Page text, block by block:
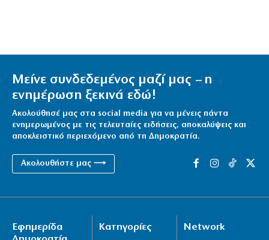
Μείνε συνδεδεμένος μαζί μας – η
ενημέρωση ξεκινά εδώ!
Ακολούθησέ μας στα social media για να μένεις πάντα
ενημερωμένος με τις τελευταίες ειδήσεις, αποκαλύψεις και
αποκλειστικό περιεχόμενο από τη Δημοκρατία.
Ακολουθήστε μας ⟶
Εφημερίδα
Κατηγορίες Network